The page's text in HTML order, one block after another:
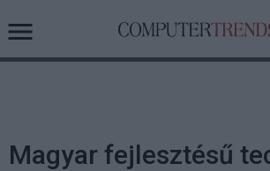
Magyar fejlesztésű